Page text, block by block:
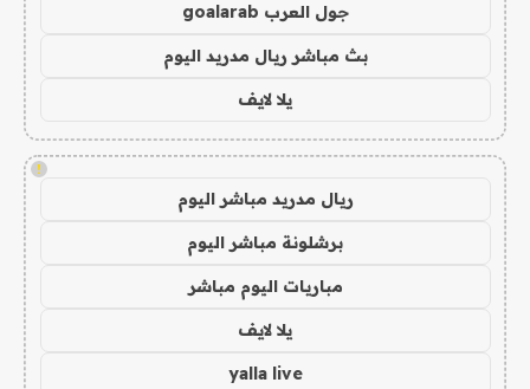
جول العرب goalarab
بث مباشر ريال مدريد اليوم
يلا لايف
!
ريال مدريد مباشر اليوم
برشلونة مباشر اليوم
مباريات اليوم مباشر
يلا لايف
yalla live